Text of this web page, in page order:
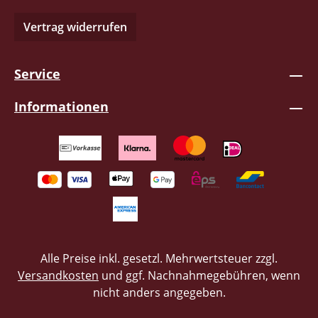
„Still", „Hinter Wolken versteckt" und „Nur
einfach sprachlos gemacht! Partylieder
andere! Die Barbaren überzeugen durch
Aggressive Lyrik auf der einen und
mitfühlende Zeilen auf der anderen Seite,
kreieren eine emotionale Mischung,
welche man durchaus als Wechselbad der
Gefühle beschreiben kann. Die
passenden Rahmen für das Album und
unterstreicht nochmals den Anspruch der
Band, hier nichts nach Schema-F
abzuliefern. Kommt im eingeschweißten
Vertrag widerrufen
Service
Informationen
Alle Preise inkl. gesetzl. Mehrwertsteuer zzgl.
Versandkosten und ggf. Nachnahmegebühren, wenn
nicht anders angegeben.